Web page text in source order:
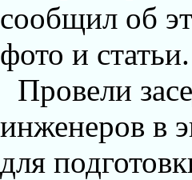
сообщил об
фото и статьи.
Провели
инженеров в
для